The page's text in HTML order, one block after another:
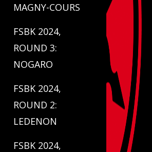
MAGNY-COURS
FSBK 2024,
ROUND 3:
NOGARO
FSBK 2024,
ROUND 2:
LEDENON
FSBK 2024,